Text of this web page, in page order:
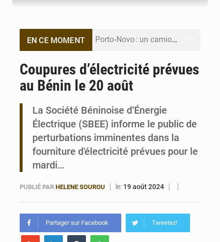
EN CE MOMENT Porto‑Novo : un camion de produits pétroliers embrase Avakpa
Bénin : Le CEG La Verdure de Ouèdo fait sa mue pour la rentrée
Coupures d’électricité prévues
au Bénin le 20 août
La Société Béninoise d’Énergie
Électrique (SBEE) informe le public de
perturbations imminentes dans la
fourniture d'électricité prévues pour le
mardi…
PUBLIÉ PAR HELENE SOUROU le: 19 août 2024
Partager sur Facebook Tweetez!